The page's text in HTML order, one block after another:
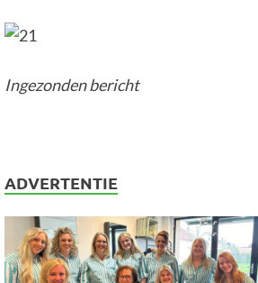
Ingezonden bericht
ADVERTENTIE